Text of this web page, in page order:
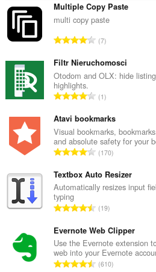
Multiple Copy Paste
multi copy paste
О
щ
б
о
о
ц
е
н
к
и
:
7
Filtr Nieruchomosci
Otodom and OLX: hide
highlights.
О
щ
б
р
о
о
ц
е
н
к
и
:
1
Atavi bookmarks
Visual bookmarks,
and absolute safety for your
О
щ
б
о
о
ц
е
170
Textbox Auto Resizer
Automatically resizes input
typing
О
щ
б
р
о
19
Evernote Web Clipper
Use the Evernote extension
web into your Evernote
О610